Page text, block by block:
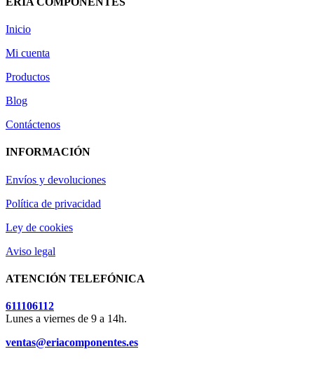
Inicio
Mi cuenta
Productos
Blog
Contáctenos
INFORMACIÓN
Envíos y devoluciones
Política de privacidad
Ley de cookies
Aviso legal
ATENCIÓN TELEFÓNICA
611106112
Lunes a viernes de 9 a 14h.
ventas@eriacomponentes.es